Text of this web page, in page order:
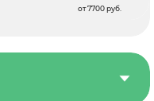
от 7700 руб.